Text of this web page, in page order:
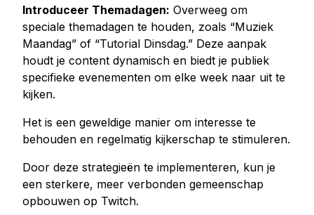
Introduceer Themadagen: Overweeg om
speciale themadagen te houden, zoals “Muziek
Maandag” of “Tutorial Dinsdag.” Deze aanpak
houdt je content dynamisch en biedt je publiek
specifieke evenementen om elke week naar uit te
kijken.
Het is een geweldige manier om interesse te
behouden en regelmatig kijkerschap te stimuleren.
Door deze strategieën te implementeren, kun je
een sterkere, meer verbonden gemeenschap
opbouwen op Twitch.